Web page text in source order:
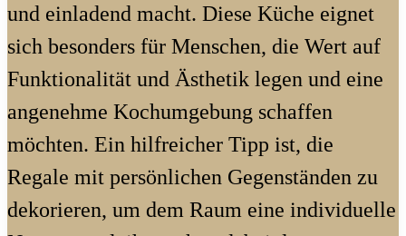
und einladend macht. Diese Küche eignet
sich besonders für Menschen, die Wert auf
Funktionalität und Ästhetik legen und eine
angenehme Kochumgebung schaffen
möchten. Ein hilfreicher Tipp ist, die
Regale mit persönlichen Gegenständen zu
dekorieren, um dem Raum eine individuelle